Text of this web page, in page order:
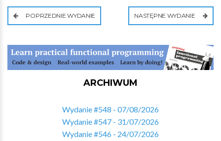
POPRZEDNIE WYDANIE NASTĘPNE WYDANIE
ARCHIWUM
Wydanie #548 - 07/08/2026
Wydanie #547 - 31/07/2026
Wydanie #546 - 24/07/2026